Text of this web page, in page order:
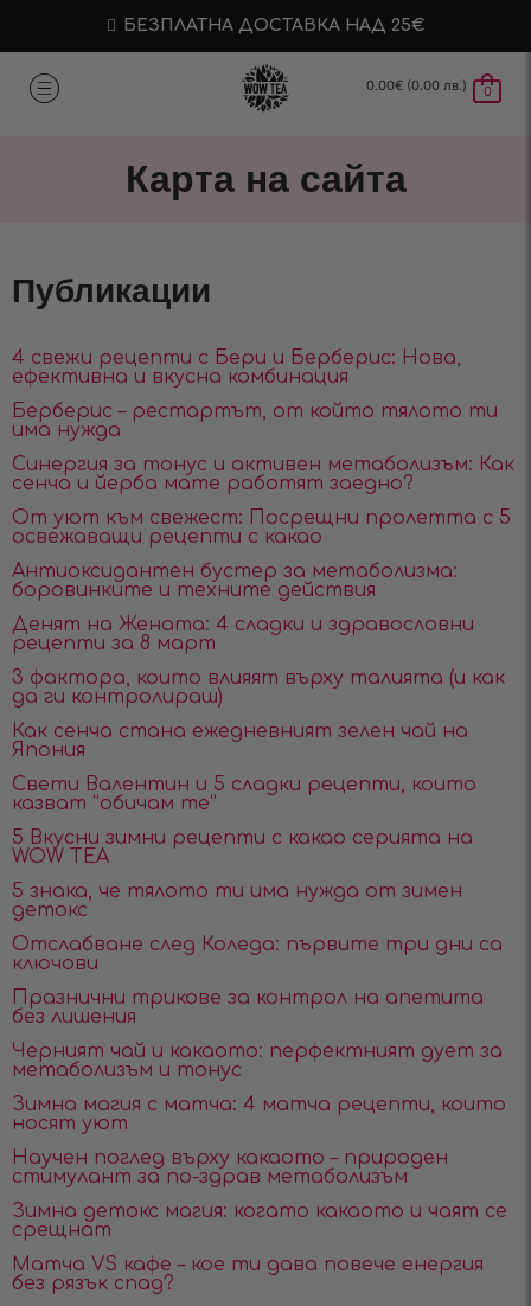
БЕЗПЛАТНА ДОСТАВКА НАД 25€
0.00€ (0.00 лв.) 0
Карта на сайта
Публикации
4 свежи рецепти с Бери и Берберис: Нова,
ефективна и вкусна комбинация
Берберис – рестартът, от който тялото ти
има нужда
Синергия за тонус и активен метаболизъм: Как
сенча и йерба мате работят заедно?
От уют към свежест: Посрещни пролетта с 5
освежаващи рецепти с какао
Антиоксидантен бустер за метаболизма:
боровинките и техните действия
Денят на Жената: 4 сладки и здравословни
рецепти за 8 март
3 фактора, които влияят върху талията (и как
да ги контролираш)
Как сенча стана ежедневният зелен чай на
Япония
Свети Валентин и 5 сладки рецепти, които
казват “обичам те”
5 Вкусни зимни рецепти с какао серията на
WOW TEA
5 знака, че тялото ти има нужда от зимен
детокс
Отслабване след Коледа: първите три дни са
ключови
Празнични трикове за контрол на апетита
без лишения
Черният чай и какаото: перфектният дует за
метаболизъм и тонус
Зимна магия с матча: 4 матча рецепти, които
носят уют
Научен поглед върху какаото – природен
стимулант за по-здрав метаболизъм
Зимна детокс магия: когато какаото и чаят се
срещнат
Матча VS кафе – кое ти дава повече енергия
без рязък спад?